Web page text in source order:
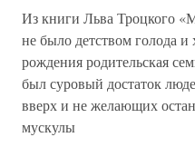
Из книги Льва Троцкого
не было детством голода
рождения родительская
был суровый достаток
вверх и не желающих
мускулы